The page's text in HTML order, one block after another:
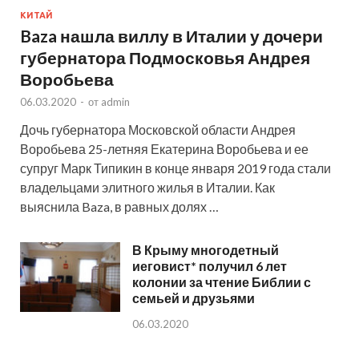
КИТАЙ
Baza нашла виллу в Италии у дочери
губернатора Подмосковья Андрея
Воробьева
06.03.2020 - от admin
Дочь губернатора Московской области Андрея
Воробьева 25-летняя Екатерина Воробьева и ее
супруг Марк Типикин в конце января 2019 года стали
владельцами элитного жилья в Италии. Как
выяснила Baza, в равных долях …
В Крыму многодетный
иеговист* получил 6 лет
колонии за чтение Библии с
семьей и друзьями
06.03.2020